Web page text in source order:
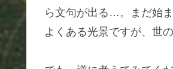
ら文句が出る…。まだ始
よくある光景ですが、世